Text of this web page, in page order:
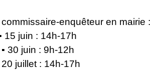
enquêteur en mairie :
15 juin : 14h-17h
▪ 30 juin : 9h-12h
20 juillet : 14h-17h